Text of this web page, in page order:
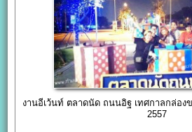
งานอีเว้นท์ ตลาดนัด ถนนอิฐ เทศกาลกล่อ
2557